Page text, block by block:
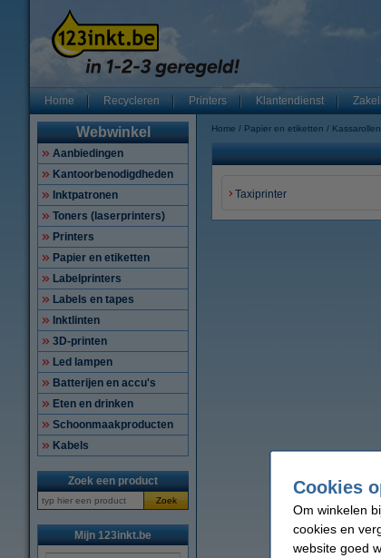
Home Recycleren Printers Klantendienst
Webwinkel
Aanbiedingen
Kantoorbenodigdheden
Inktpatronen
Toners (laserprinters)
Printers
Papier en etiketten
Labelprinters
Labels en tapes
Inktlinten
3D-printen
Led lampen
Batterijen en accu's
Eten en drinken
Schoonmaakproducten
Kabels
Zoek een product
Zoek
Mijn 123inkt.be
Home Papier en etiketten Kassarollen
Taxiprinter
Cookies
Om winkelen
cookies en
website goed